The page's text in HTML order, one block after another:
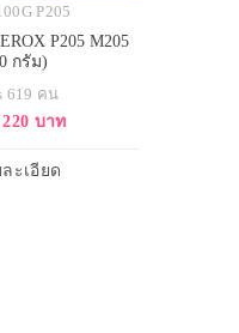
P205
P205 M205
กรัม)
619 คน
บาท
ะเอียด